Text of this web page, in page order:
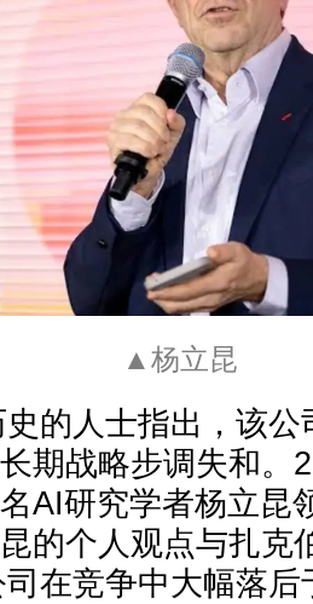
▲杨立昆
的人士指出，该
期战略步调失和。
AI研究学者杨立昆
的个人观点与扎克
在竞争中大幅落